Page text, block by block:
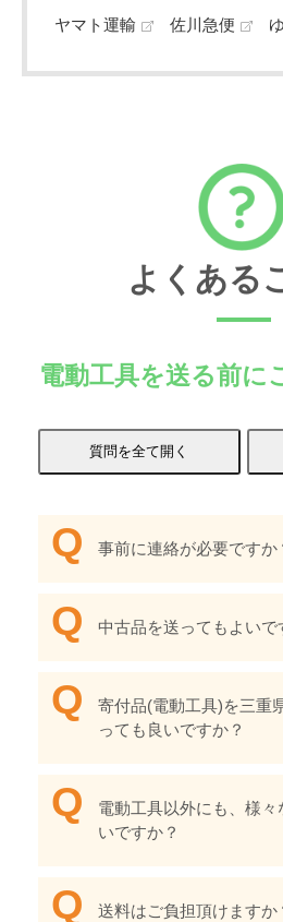
ヤマト運輸 佐川急便
よくある
電動工具を送る前に
事前に連絡が必要ですか
中古品を送ってもよいで
寄付品(電動工具)を三重
っても良いですか？
電動工具以外にも、様々
いですか？
送料はご負担頂けますか